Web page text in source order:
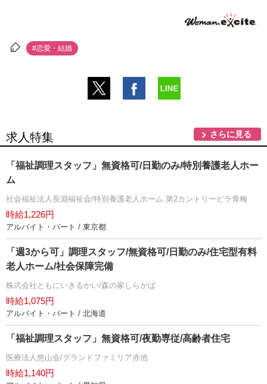
#恋愛・結婚
求人特集 さらに見る
「福祉調理スタッフ」無資格可/日勤のみ/特別養護老人ホー
ム
社会福祉法人長淵福祉会/特別養護老人ホーム 第2カントリービラ青梅
時給1,226円
アルバイト・パート / 東京都
「週3から可」調理スタッフ/無資格可/日勤のみ/住宅型有料
老人ホーム/社会保障完備
株式会社ともにいきるかい/森の家しらかば
時給1,075円
アルバイト・パート / 北海道
「福祉調理スタッフ」無資格可/夜勤専従/高齢者住宅
医療法人悠山会/グランドファミリア赤池
時給1,140円